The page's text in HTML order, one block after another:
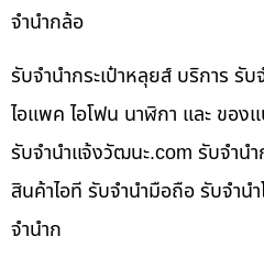
จำนำกล้อ
รับจำนำกระเป๋าหลุยส์ บริการ รั
ไอแพค ไอโฟน นาฬิกา และ ของ
รับจํานําแจ้งวัฒนะ.com รับจำนำ
สินค้าไอที รับจำนำมือถือ รับจำน
จำนำก